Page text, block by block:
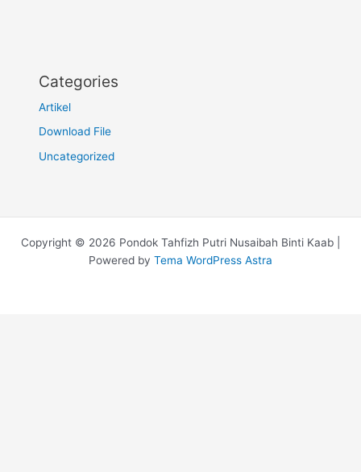
Categories
Artikel
Download File
Uncategorized
Copyright © 2026 Pondok Tahfizh Putri Nusaibah Binti Kaab |
Powered by Tema WordPress Astra